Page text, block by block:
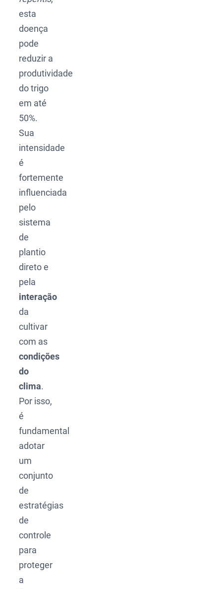
esta
doença
pode
reduzir a
produtividade
do trigo
em até
50%.
Sua
intensidade
é
fortemente
influenciada
pelo
sistema
de
plantio
direto e
pela
interação
da
cultivar
com as
condições
do
clima.
Por isso,
é
fundamental
adotar
um
conjunto
de
estratégias
de
controle
para
proteger
a